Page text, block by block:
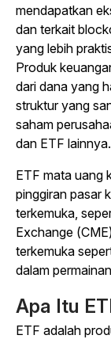
mendapatkan
dan terkait
yang lebih
Produk
dari dana yang
struktur yang
saham
dan ETF lainnya.
ETF mata uang
pinggiran pasar
terkemuka,
Exchange
terkemuka
dalam
Apa Itu
ETF adalah